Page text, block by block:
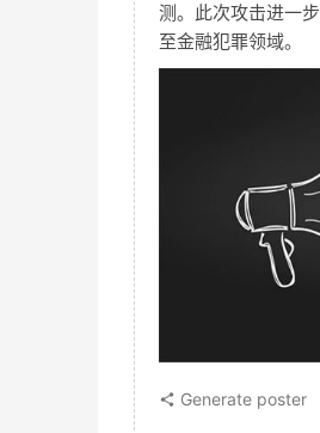
测。此次攻击进一
至金融犯罪领域。
Generate poster